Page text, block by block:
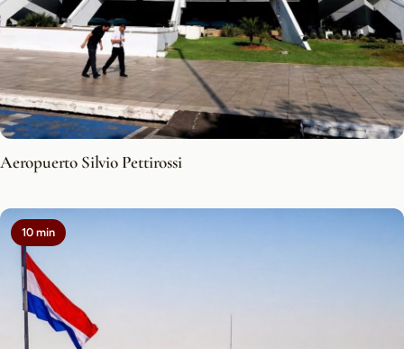
Aeropuerto Silvio Pettirossi
10 min